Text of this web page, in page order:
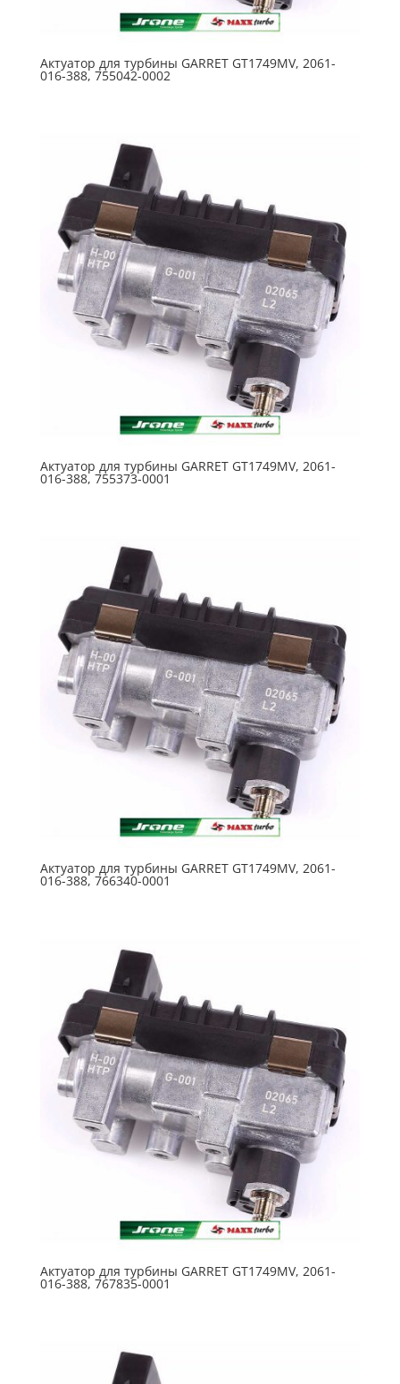
Актуатор для турбины GARRET GT1749MV, 2061-
016-388, 755042-0002
Актуатор для турбины GARRET GT1749MV, 2061-
016-388, 755373-0001
Актуатор для турбины GARRET GT1749MV, 2061-
016-388, 766340-0001
Актуатор для турбины GARRET GT1749MV, 2061-
016-388, 767835-0001